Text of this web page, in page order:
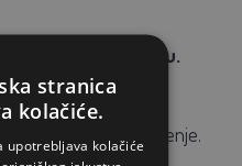
potpunu kontrolu.
okvir se može
za daljnje valjenje.
stranica
kolačiće.
upotrebljava kolačiće